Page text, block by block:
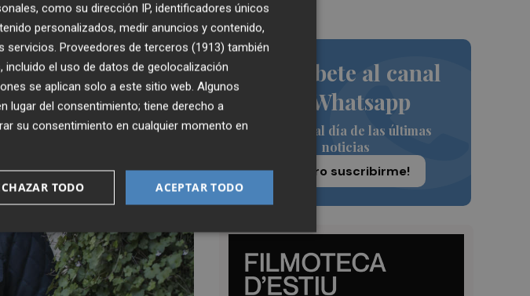
Suscríbete al canal
de Whatsapp
Siempre al día de las últimas
noticias
¡Quiero suscribirme!
como su dirección IP, identificadores únicos
personalizados, medir anuncios y contenido,
servicios. Proveedores de terceros (1913) también
el uso de datos de geolocalización
se aplican solo a este sitio web. Algunos
lugar del consentimiento; tiene derecho a
su consentimiento en cualquier momento en
ACEPTAR TODO
TODO